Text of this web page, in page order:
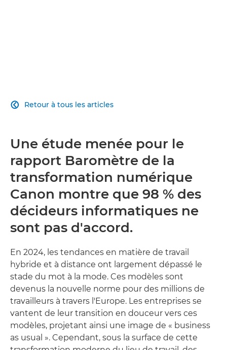
Retour à tous les articles

Une étude menée pour le
rapport Baromètre de la
transformation numérique
Canon montre que 98 % des
décideurs informatiques ne
sont pas d'accord.
En 2024, les tendances en matière de travail
hybride et à distance ont largement dépassé le
stade du mot à la mode. Ces modèles sont
devenus la nouvelle norme pour des millions de
travailleurs à travers l'Europe. Les entreprises se
vantent de leur transition en douceur vers ces
modèles, projetant ainsi une image de « business
as usual ». Cependant, sous la surface de cette